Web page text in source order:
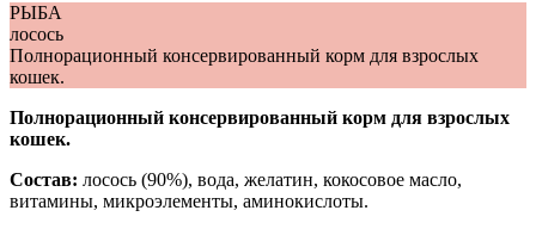
РЫБА
лосось
Полнорационный консервированный корм для взрослых
кошек.
Полнорационный консервированный корм для взрослых
кошек.
Состав: лосось (90%), вода, желатин, кокосовое масло,
витамины, микроэлементы, аминокислоты.